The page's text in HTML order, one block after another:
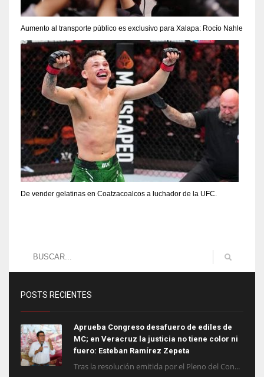
Aumento al transporte público es exclusivo para Xalapa: Rocío Nahle
De vender gelatinas en Coatzacoalcos a luchador de la UFC.
POSTS RECIENTES
Aprueba Congreso desafuero de ediles de
MC; en Veracruz la justicia no tiene color ni
fuero: Esteban Ramírez Zepeta
Tras la resolución emitida por el Pleno del Con...